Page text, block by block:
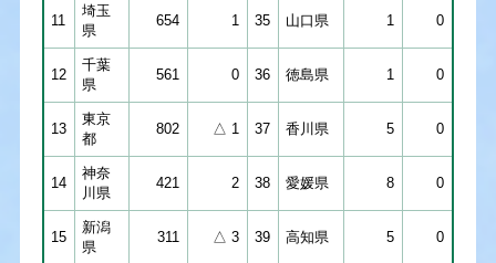
11
埼玉
県
654 1 35 山口県 1 0
12
千葉
県
561 0 36 徳島県 1 0
13
東京
都
802 △ 1 37 香川県 5 0
14
神奈
川県
421 2 38 愛媛県 8 0
15
新潟
県
311 △ 3 39 高知県 5 0